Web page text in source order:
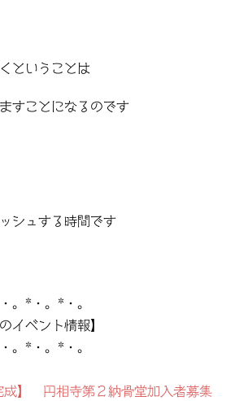
ということは
すことになるのです
シュする時間です
。*・。*・。
イベント情報】
。*・。*・。
成】 円相寺第２納骨堂加入者募集